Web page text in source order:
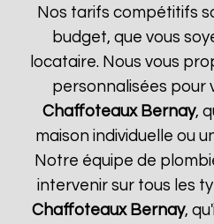
Nos tarifs compétitifs
budget, que vous
locataire. Nous vous
personnalisées pour
Chaffoteaux Bernay,
maison individuelle ou
Notre équipe de
intervenir sur tous les
Chaffoteaux Bernay,